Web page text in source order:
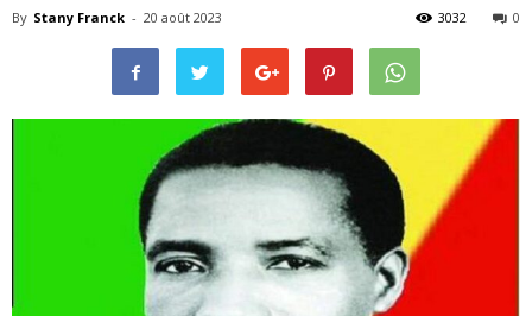
By Stany Franck - 20 août 2023 0
3032